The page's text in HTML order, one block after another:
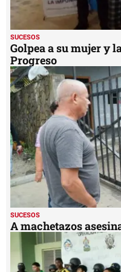
SUCESOS
Golpea a su mujer y
Progreso
SUCESOS
A machetazos